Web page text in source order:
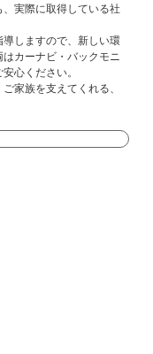
実際に取得している社
しますので、新しい環
カーナビ・バックモニ
心ください。
家族を支えてくれる、